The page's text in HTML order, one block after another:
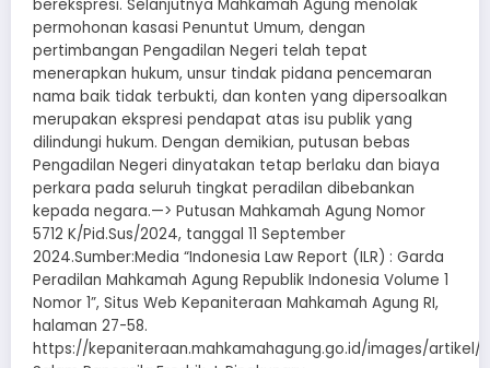
berekspresi. Selanjutnya Mahkamah Agung menolak
permohonan kasasi Penuntut Umum, dengan
pertimbangan Pengadilan Negeri telah tepat
menerapkan hukum, unsur tindak pidana pencemaran
nama baik tidak terbukti, dan konten yang dipersoalkan
merupakan ekspresi pendapat atas isu publik yang
dilindungi hukum. Dengan demikian, putusan bebas
Pengadilan Negeri dinyatakan tetap berlaku dan biaya
perkara pada seluruh tingkat peradilan dibebankan
kepada negara.—> Putusan Mahkamah Agung Nomor
5712 K/Pid.Sus/2024, tanggal 11 September
2024.Sumber:Media “Indonesia Law Report (ILR) : Garda
Peradilan Mahkamah Agung Republik Indonesia Volume 1
Nomor 1”, Situs Web Kepaniteraan Mahkamah Agung RI,
halaman 27-58.
https://kepaniteraan.mahkamahagung.go.id/images/artikel/